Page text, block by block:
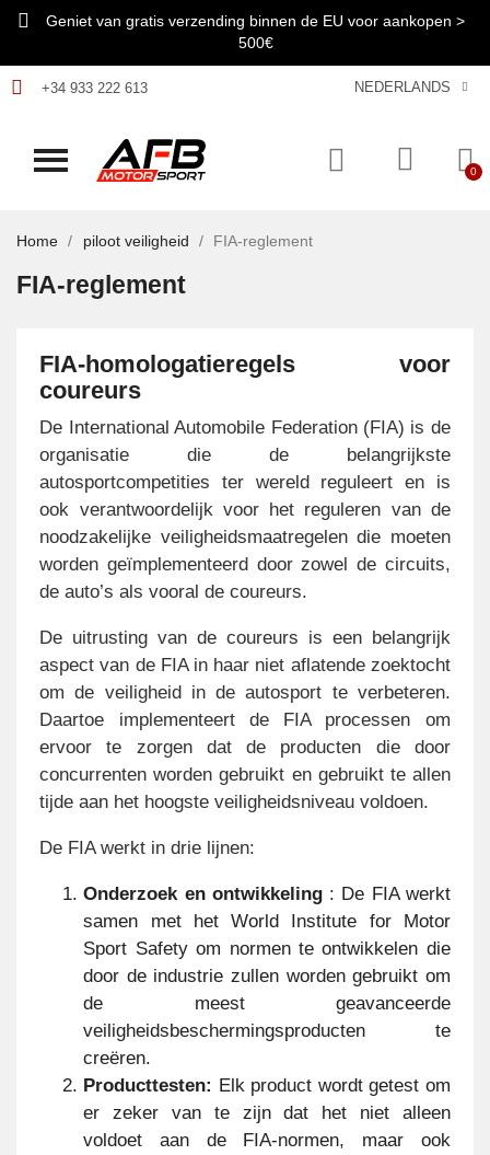
Geniet van gratis verzending binnen de EU voor aankopen >
500€
+34 933 222 613 NEDERLANDS
Home piloot veiligheid FIA-reglement
FIA-reglement
FIA-homologatieregels voor
coureurs
De International Automobile Federation (FIA) is de
organisatie die de belangrijkste
autosportcompetities ter wereld reguleert en is
ook verantwoordelijk voor het reguleren van de
noodzakelijke veiligheidsmaatregelen die moeten
worden geïmplementeerd door zowel de circuits,
de auto’s als vooral de coureurs.
De uitrusting van de coureurs is een belangrijk
aspect van de FIA in haar niet aflatende zoektocht
om de veiligheid in de autosport te verbeteren.
Daartoe implementeert de FIA processen om
ervoor te zorgen dat de producten die door
concurrenten worden gebruikt en gebruikt te allen
tijde aan het hoogste veiligheidsniveau voldoen.
De FIA werkt in drie lijnen:
Onderzoek en ontwikkeling: De FIA werkt
samen met het World Institute for Motor
Sport Safety om normen te ontwikkelen die
door de industrie zullen worden gebruikt om
de meest geavanceerde
veiligheidsbeschermingsproducten te
creëren.
Producttesten: Elk product wordt getest om
er zeker van te zijn dat het niet alleen
voldoet aan de FIA-normen, maar ook